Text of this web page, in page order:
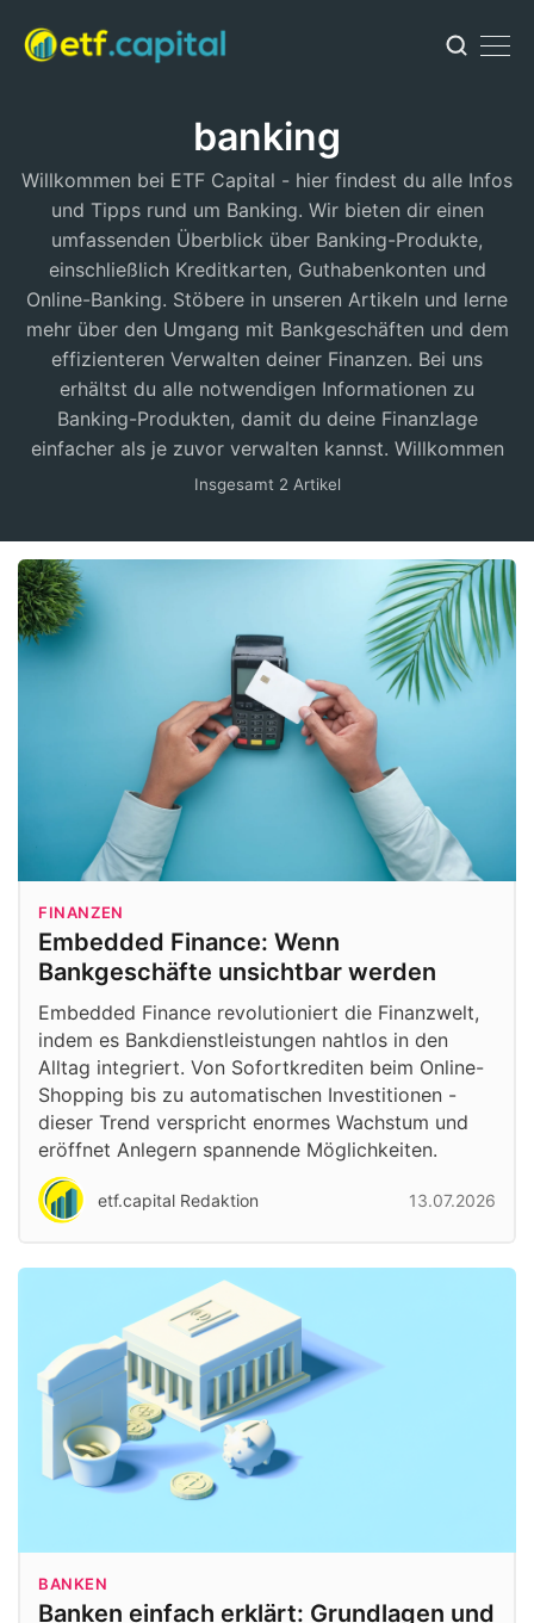
banking
Willkommen bei ETF Capital - hier findest du alle Infos
und Tipps rund um Banking. Wir bieten dir einen
umfassenden Überblick über Banking-Produkte,
einschließlich Kreditkarten, Guthabenkonten und
Online-Banking. Stöbere in unseren Artikeln und lerne
mehr über den Umgang mit Bankgeschäften und dem
effizienteren Verwalten deiner Finanzen. Bei uns
erhältst du alle notwendigen Informationen zu
Banking-Produkten, damit du deine Finanzlage
einfacher als je zuvor verwalten kannst. Willkommen
Insgesamt 2 Artikel
FINANZEN
Embedded Finance: Wenn
Bankgeschäfte unsichtbar werden
Embedded Finance revolutioniert die Finanzwelt,
indem es Bankdienstleistungen nahtlos in den
Alltag integriert. Von Sofortkrediten beim Online-
Shopping bis zu automatischen Investitionen -
dieser Trend verspricht enormes Wachstum und
eröffnet Anlegern spannende Möglichkeiten.
etf.capital Redaktion 13.07.2026
BANKEN
Banken einfach erklärt: Grundlagen und